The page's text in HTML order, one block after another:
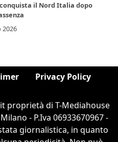
il Nord Italia dopo
2026
Privacy Policy
proprietà di T-Mediahouse
- P.Iva 06933670967 -
giornalistica, in quanto